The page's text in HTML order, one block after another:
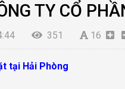
TY CỔ
351 16
tại Hải Phòng